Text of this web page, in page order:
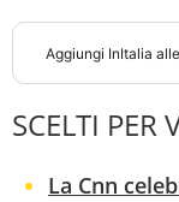
Aggiungi InItalia
SCELTI PER
La Cnn